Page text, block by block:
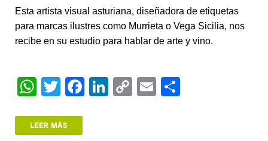
Esta artista visual asturiana, diseñadora de etiquetas
para marcas ilustres como Murrieta o Vega Sicilia, nos
recibe en su estudio para hablar de arte y vino.
W
at
T
tt
F
Li
C
E
LEER MÁS